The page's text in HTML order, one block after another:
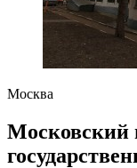
Москва
Московский